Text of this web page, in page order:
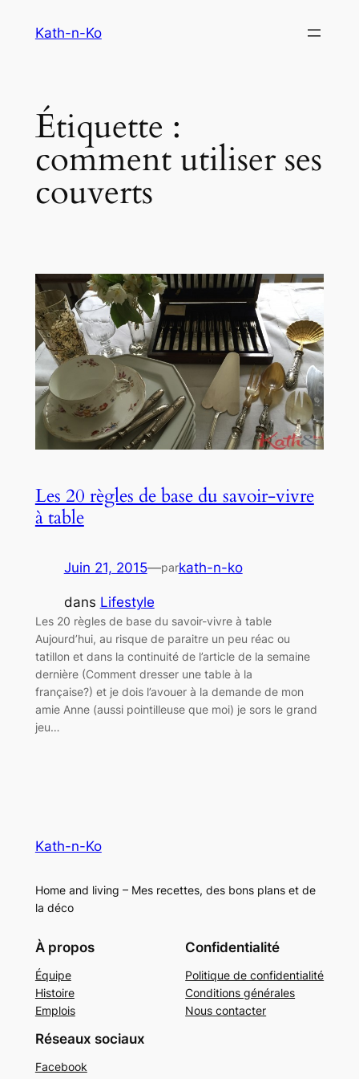
Kath-n-Ko
Étiquette :
comment utiliser ses
couverts
Les 20 règles de base du savoir-vivre
à table
Juin 21, 2015—parkath-n-ko
dans Lifestyle
Les 20 règles de base du savoir-vivre à table
Aujourd’hui, au risque de paraitre un peu réac ou
tatillon et dans la continuité de l’article de la semaine
dernière (Comment dresser une table à la
française?) et je dois l’avouer à la demande de mon
amie Anne (aussi pointilleuse que moi) je sors le grand
jeu…
Kath-n-Ko
Home and living – Mes recettes, des bons plans et de
la déco
À propos
Équipe
Histoire
Emplois
Confidentialité
Politique de confidentialité
Conditions générales
Nous contacter
Réseaux sociaux
Facebook